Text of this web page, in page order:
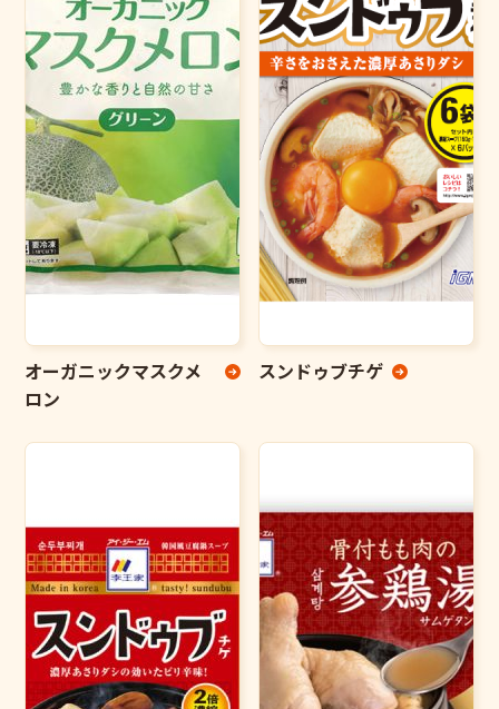
オーガニックマスクメ
ロン
スンドゥブチゲ